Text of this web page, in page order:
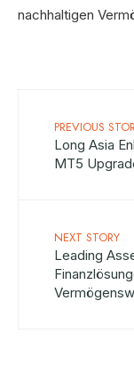
nachhaltigen
PREVIOUS
Long Asia
MT5
NEXT STORY
Leading